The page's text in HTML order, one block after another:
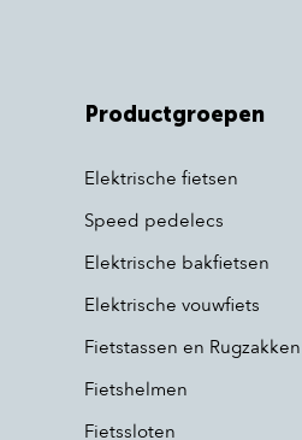
Productgroepen
Elektrische fietsen
Speed pedelecs
Elektrische bakfietsen
Elektrische vouwfiets
Fietstassen en Rugzakken
Fietshelmen
Fietssloten